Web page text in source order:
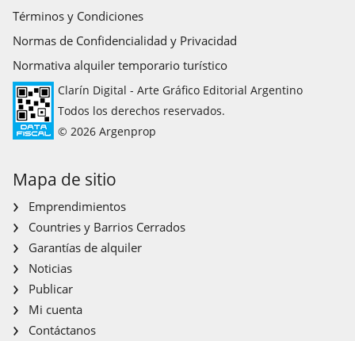
Términos y Condiciones
Normas de Confidencialidad y Privacidad
Normativa alquiler temporario turístico
Clarín Digital - Arte Gráfico Editorial Argentino
Todos los derechos reservados.
© 2026 Argenprop
Mapa de sitio
Emprendimientos
Countries y Barrios Cerrados
Garantías de alquiler
Noticias
Publicar
Mi cuenta
Contáctanos